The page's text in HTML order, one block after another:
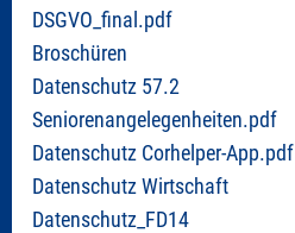
DSGVO_final.pdf
Broschüren
Datenschutz 57.2
Seniorenangelegenheiten.pdf
Datenschutz Corhelper-App.pdf
Datenschutz Wirtschaft
Datenschutz_FD14